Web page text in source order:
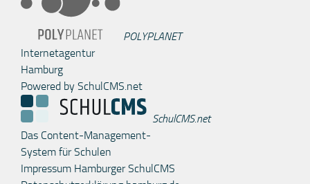
POLYPLANET
Internetagentur
Hamburg
Powered by SchulCMS.net
SchulCMS.net
Das Content-Management-
System für Schulen
Impressum Hamburger SchulCMS